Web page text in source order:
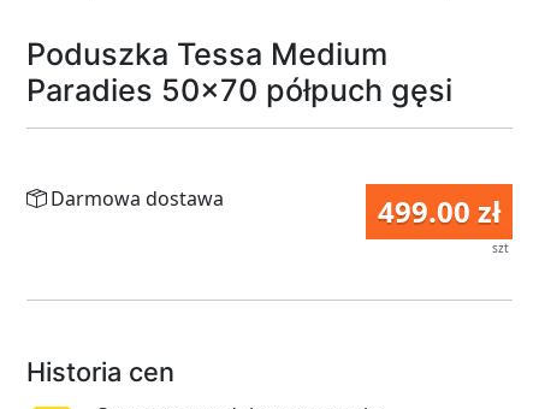
Poduszka Tessa Medium
Paradies 50x70 półpuch gęsi
499.00 zł
szt
Darmowa dostawa
Historia cen